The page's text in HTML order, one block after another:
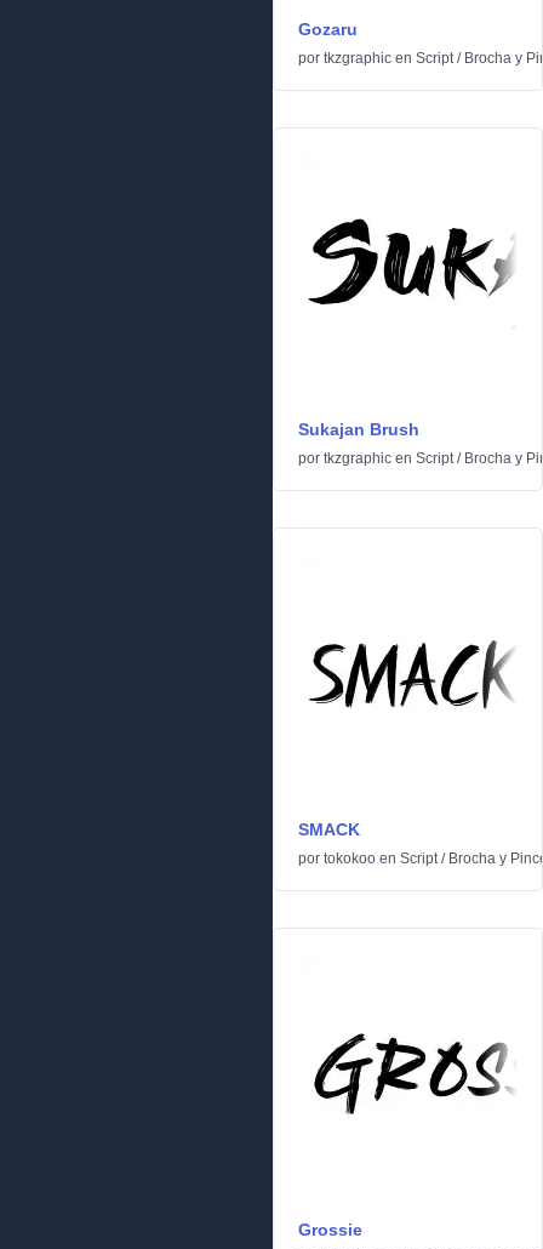
Gozaru
por tkzgraphic en Script/ Brocha y
Sukajan Brush
por tkzgraphic en Script/ Brocha y
SMACK
por tokokoo en Script/ Brocha y
Grossie